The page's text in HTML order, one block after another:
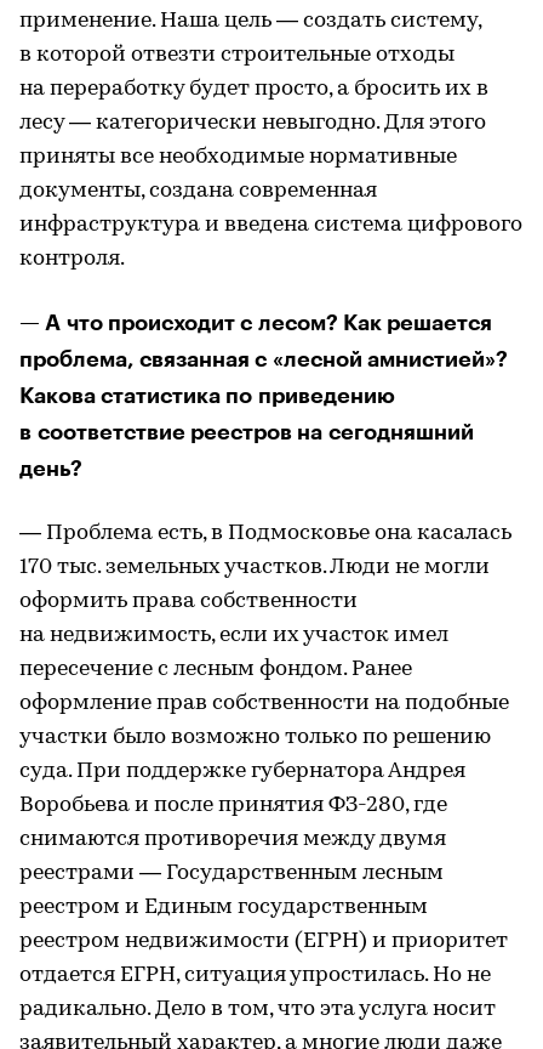
применение. Наша цель — создать систему,
в которой отвезти строительные отходы
на переработку будет просто, а бросить их в
лесу — категорически невыгодно. Для этого
приняты все необходимые нормативные
документы, создана современная
инфраструктура и введена система цифрового
контроля.
— А что происходит с лесом? Как решается
проблема, связанная с «лесной амнистией»?
Какова статистика по приведению
в соответствие реестров на сегодняшний
день?
— Проблема есть, в Подмосковье она касалась
170 тыс. земельных участков. Люди не могли
оформить права собственности
на недвижимость, если их участок имел
пересечение с лесным фондом. Ранее
оформление прав собственности на подобные
участки было возможно только по решению
суда. При поддержке губернатора Андрея
Воробьева и после принятия ФЗ-280, где
снимаются противоречия между двумя
реестрами — Государственным лесным
реестром и Единым государственным
реестром недвижимости (ЕГРН) и приоритет
отдается ЕГРН, ситуация упростилась. Но не
радикально. Дело в том, что эта услуга носит
заявительный характер, а многие люди даже